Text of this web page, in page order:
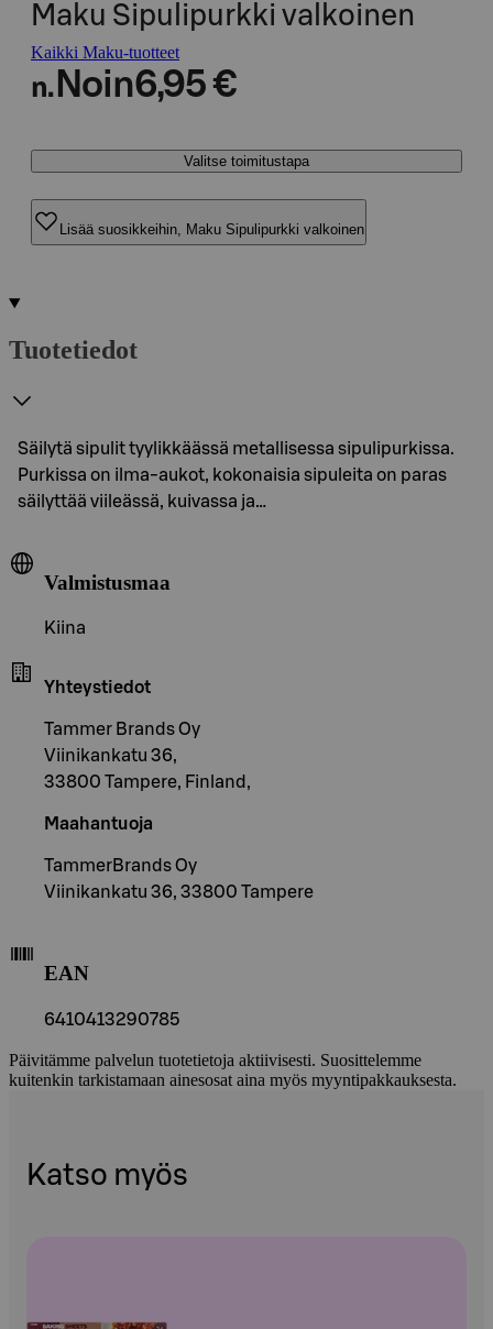
Maku Sipulipurkki valkoinen
Kaikki Maku-tuotteet
n. Noin6,95 €
Valitse toimitustapa
Lisää suosikkeihin, Maku Sipulipurkki valkoinen
Tuotetiedot
Säilytä sipulit tyylikkäässä metallisessa sipulipurkissa.
Purkissa on ilma-aukot, kokonaisia sipuleita on paras
säilyttää viileässä, kuivassa ja…
Valmistusmaa
Kiina
Yhteystiedot
Tammer Brands Oy
Viinikankatu 36,
33800 Tampere, Finland,
Maahantuoja
TammerBrands Oy
Viinikankatu 36, 33800 Tampere
EAN
6410413290785
Päivitämme palvelun tuotetietoja aktiivisesti. Suosittelemme
kuitenkin tarkistamaan ainesosat aina myös myyntipakkauksesta.
Katso myös